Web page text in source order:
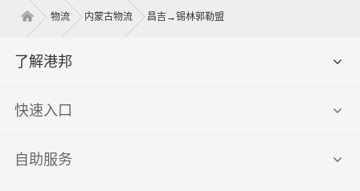
物流 内蒙古物流 昌吉→锡林郭勒盟
了解港邦
快速入口
自助服务